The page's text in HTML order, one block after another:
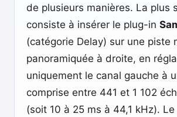
de plusieurs manières. La plus
consiste à insérer le plug-in
(catégorie Delay) sur une piste
panoramiquée à droite, en
uniquement le canal gauche à
comprise entre 441 et 1 102
(soit 10 à 25 ms à 44,1 kHz).